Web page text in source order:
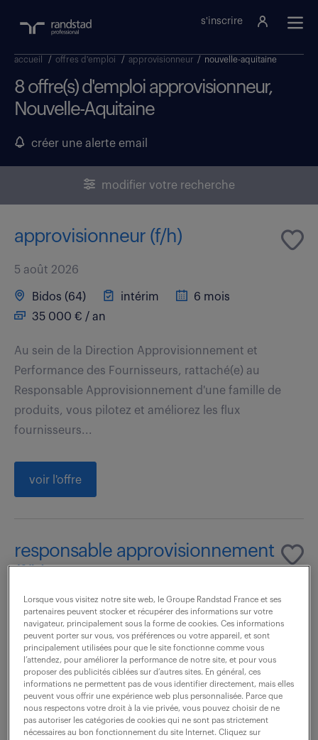
s'inscrire
accueil / offres d'emploi / approvisionneur / nouvelle-aquitaine
8 offre(s) d'emploi approvisionneur,
Nouvelle-Aquitaine
créer une alerte email
modifier votre recherche
approvisionneur (f/h)
5 août 2026
Bidos (64) intérim
6 mois
35 000 € / an
Au sein de la Direction Approvisionnement et
Performance des Fournisseurs, rattaché(e) au
Responsable Approvisionnement d'une famille de
produits, vous pilotez et améliorez les flux
fournisseurs...
voir l'offre
responsable approvisionnement
(f/h)
4 août 2026
Rochefort (17) intérim
4 mois
30 000 - 35 000 € / an
Vos missions seront les suivantes : - Définir la vision
et la politique du programme d'approvisionnement
autour des 5 piliers : innovation, qualité, réactivité,
Lorsque vous visitez notre site web, le Groupe Randstad France et ses
partenaires peuvent stocker et récupérer des informations sur votre
navigateur, principalement sous la forme de cookies. Ces informations
peuvent porter sur vous, vos préférences ou votre appareil, et sont
principalement utilisées pour que le site fonctionne comme vous
l’attendez, pour améliorer la performance de notre site, et pour vous
proposer des publicités ciblées sur d’autres sites. En général, ces
informations ne permettent pas de vous identifier directement, mais elles
peuvent vous offrir une expérience web plus personnalisée. Parce que
nous respectons votre droit à la vie privée, vous pouvez choisir de ne
pas autoriser les catégories de cookies qui ne sont pas strictement
nécessaires au bon fonctionnement du site Internet. Cliquez sur